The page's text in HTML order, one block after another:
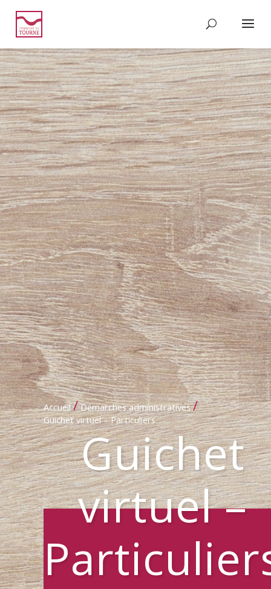
Accueil / Démarches administratives /
Guichet virtuel – Particuliers
Guichet
virtuel –